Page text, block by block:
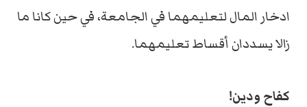
ادخار المال لتعليمهما في الجامعة، في حين كانا ما
زالا يسددان أقساط تعليمهما.
كفاح ودين!